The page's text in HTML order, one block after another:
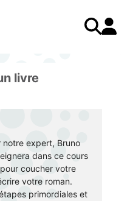
fois
livre
notre expert, Bruno
dans ce cours
coucher votre
votre roman.
primordiales et